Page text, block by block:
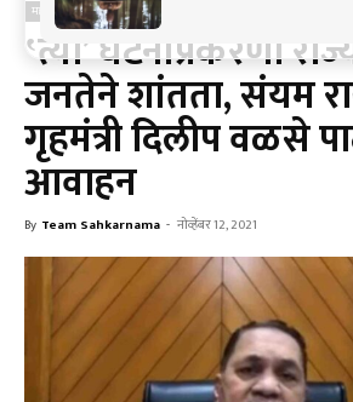
महाराष्ट्र
‛त्या’ घटनांप्रकरणी
जनतेने शांतता, संयम
गृहमंत्री दिलीप वळसे
आवाहन
By Team Sahkarnama - नोव्हेंबर 12, 2021